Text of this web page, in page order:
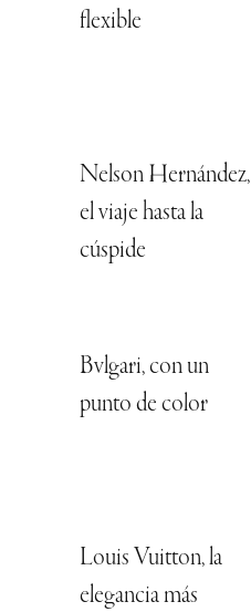
flexible
Nelson Hernández,
el viaje hasta la
cúspide
Bvlgari, con un
punto de color
Louis Vuitton, la
elegancia más